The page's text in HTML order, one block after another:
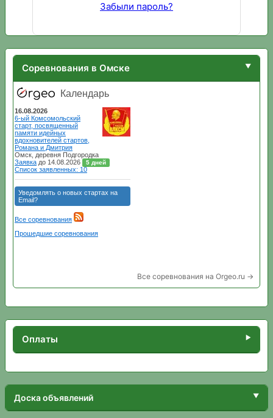
Забыли пароль?
Соревнования в Омске
Все соревнования на Orgeo.ru →
Оплаты
Доска объявлений